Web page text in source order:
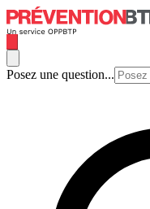
Posez une question...